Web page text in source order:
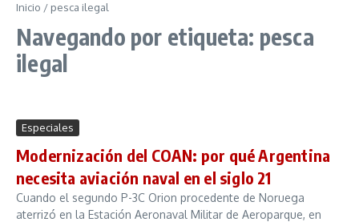
Inicio / pesca ilegal
Navegando por etiqueta: pesca
ilegal
Especiales
Modernización del COAN: por qué Argentina
necesita aviación naval en el siglo 21
Cuando el segundo P-3C Orion procedente de Noruega
aterrizó en la Estación Aeronaval Militar de Aeroparque, en